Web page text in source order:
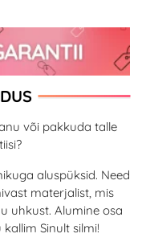
või pakkuda talle
aluspüksid. Need
materjalist, mis
uhkust. Alumine osa
Sinult silmi!